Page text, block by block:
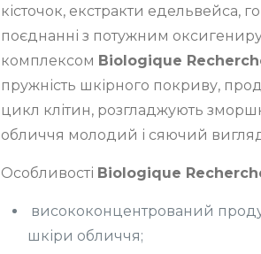
кісточок, екстракти едельвейса,
поєднанні з потужним
комплексом Biologique
пружність шкірного покриву,
цикл клітин, розгладжують
обличчя молодий і сяючий
Особливості Biologique
висококонцентрований
шкіри обличчя;